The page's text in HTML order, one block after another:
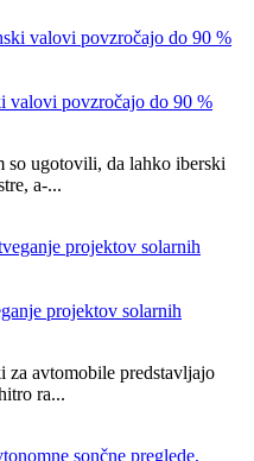
valovi povzročajo do 90 %
so ugotovili, da lahko iberski
a-...
projektov solarnih
za avtomobile predstavljajo
ra...